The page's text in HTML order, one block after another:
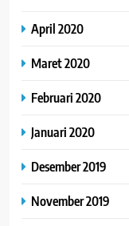
April 2020
Maret 2020
Februari 2020
Januari 2020
Desember 2019
November 2019